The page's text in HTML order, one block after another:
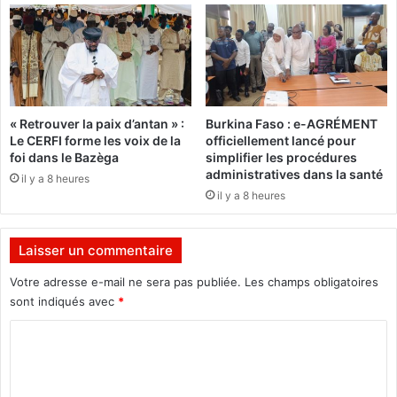
l
è
v
e
d
o
t
« Retrouver la paix d’antan » :
Le CERFI forme les voix de la
foi dans le Bazèga
il y a 8 heures
Burkina Faso : e-AGRÉMENT
officiellement lancé pour
simplifier les procédures
administratives dans la santé
il y a 8 heures
Laisser un commentaire
Votre adresse e-mail ne sera pas publiée. Les champs obligatoires
sont indiqués avec *